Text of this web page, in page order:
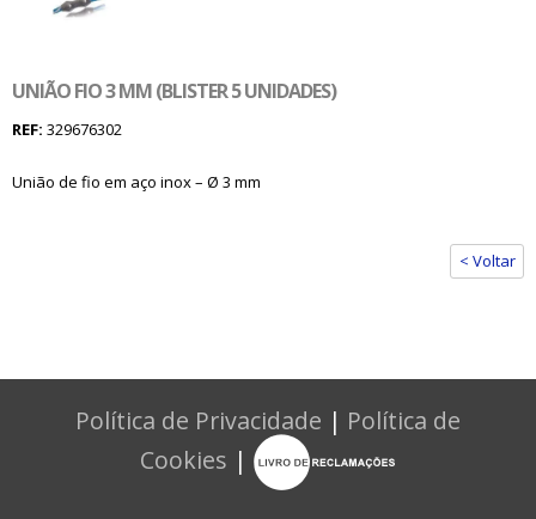
UNIÃO FIO 3 MM (BLISTER 5 UNIDADES)
REF: 329676302
União de fio em aço inox – Ø 3 mm
< Voltar
Política de Privacidade | Política de
Cookies |